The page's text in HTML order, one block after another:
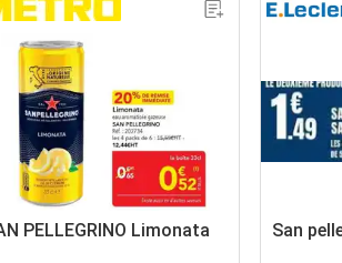
PELLEGRINO Limonata San